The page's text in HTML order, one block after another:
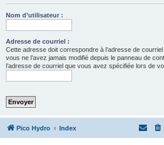
Nom d’utilisateur :
Adresse de courriel :
Cette adresse doit correspondre à l’adresse de
vous ne l’avez jamais modifié depuis le panneau de
l’adresse de courriel que vous avez spécifiée lors de
Pico Hydro Index